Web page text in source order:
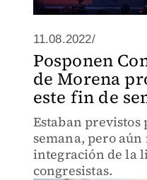
11.08.2022/
Posponen
de Morena
este fin de
Estaban previstos
semana, pero
integración de la
congresistas.